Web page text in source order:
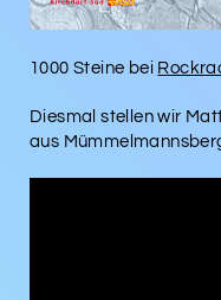
1000 Steine bei
Diesmal stellen wir
aus